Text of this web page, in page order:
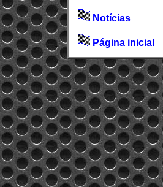
Notícias
Página inicial